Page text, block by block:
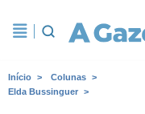
Início
Colunas
Elda Bussinguer